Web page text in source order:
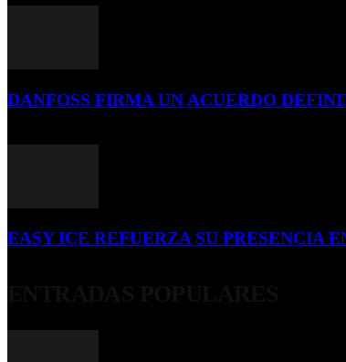
DANFOSS FIRMA UN ACUERDO
EASY ICE REFUERZA SU PRESENCIA